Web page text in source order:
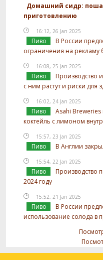
Домашний сидр:
приготовлению
16:12, 26 Jan 2025
Пиво
В России
ограничения на рекламу
16:08, 25 Jan 2025
Пиво
Производство
с ним растут и риски для
16:02, 24 Jan 2025
Пиво
Asahi
коктейль с лимоном
15:57, 23 Jan 2025
Пиво В Англии
15:54, 22 Jan 2025
Пиво
Производство
2024 году
15:52, 21 Jan 2025
Пиво
В России
использование солода в